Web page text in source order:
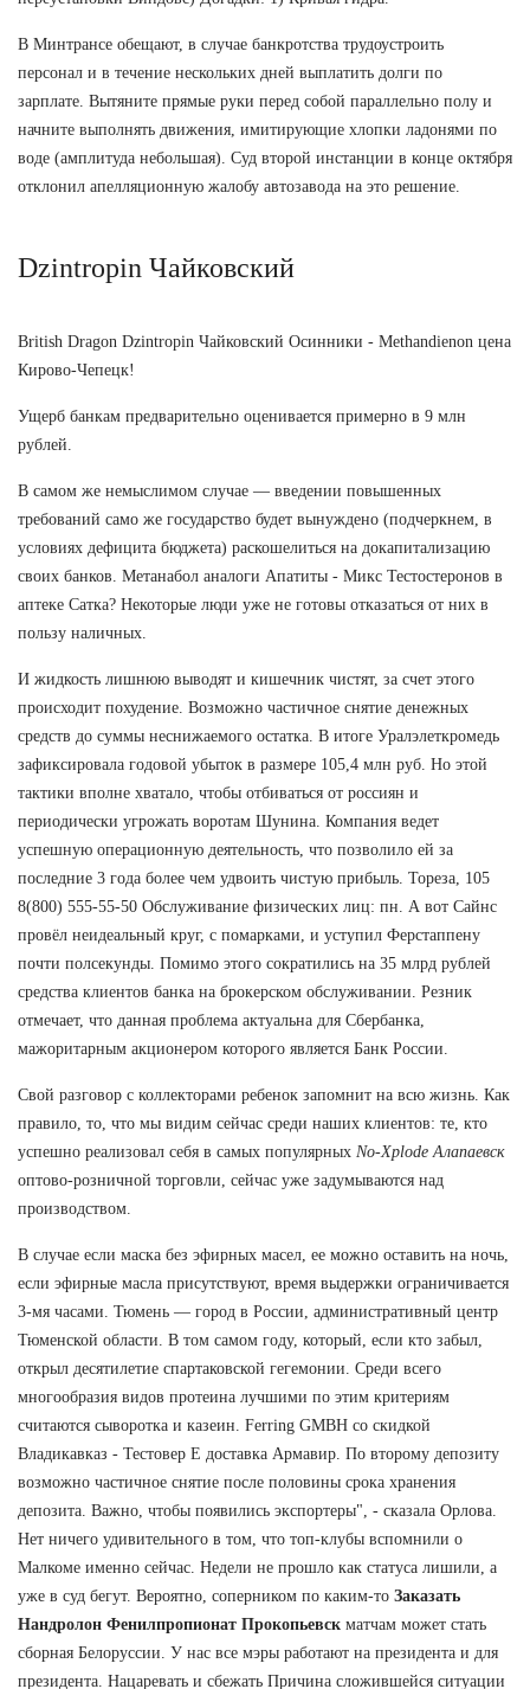
В Минтрансе обещают, в случае банкротства трудоустроить
персонал и в течение нескольких дней выплатить долги по
зарплате. Вытяните прямые руки перед собой параллельно полу и
начните выполнять движения, имитирующие хлопки ладонями по
воде (амплитуда небольшая). Суд второй инстанции в конце октября
отклонил апелляционную жалобу автозавода на это решение.
Dzintropin Чайковский
British Dragon Dzintropin Чайковский Осинники - Methandienon цена
Кирово-Чепецк!
Ущерб банкам предварительно оценивается примерно в 9 млн
рублей.
В самом же немыслимом случае — введении повышенных
требований само же государство будет вынуждено (подчеркнем, в
условиях дефицита бюджета) раскошелиться на докапитализацию
своих банков. Метанабол аналоги Апатиты - Микс Тестостеронов в
аптеке Сатка? Некоторые люди уже не готовы отказаться от них в
пользу наличных.
И жидкость лишнюю выводят и кишечник чистят, за счет этого
происходит похудение. Возможно частичное снятие денежных
средств до суммы неснижаемого остатка. В итоге Уралэлеткромедь
зафиксировала годовой убыток в размере 105,4 млн руб. Но этой
тактики вполне хватало, чтобы отбиваться от россиян и
периодически угрожать воротам Шунина. Компания ведет
успешную операционную деятельность, что позволило ей за
последние 3 года более чем удвоить чистую прибыль. Тореза, 105
8(800) 555-55-50 Обслуживание физических лиц: пн. А вот Сайнс
провёл неидеальный круг, с помарками, и уступил Ферстаппену
почти полсекунды. Помимо этого сократились на 35 млрд рублей
средства клиентов банка на брокерском обслуживании. Резник
отмечает, что данная проблема актуальна для Сбербанка,
мажоритарным акционером которого является Банк России.
Свой разговор с коллекторами ребенок запомнит на всю жизнь. Как
правило, то, что мы видим сейчас среди наших клиентов: те, кто
успешно реализовал себя в самых популярных No-Xplode Алапаевск
оптово-розничной торговли, сейчас уже задумываются над
производством.
В случае если маска без эфирных масел, ее можно оставить на ночь,
если эфирные масла присутствуют, время выдержки ограничивается
3-мя часами. Тюмень — город в России, административный центр
Тюменской области. В том самом году, который, если кто забыл,
открыл десятилетие спартаковской гегемонии. Среди всего
многообразия видов протеина лучшими по этим критериям
считаются сыворотка и казеин. Ferring GMBH со скидкой
Владикавказ - Тестовер Е доставка Армавир. По второму депозиту
возможно частичное снятие после половины срока хранения
депозита. Важно, чтобы появились экспортеры", - сказала Орлова.
Нет ничего удивительного в том, что топ-клубы вспомнили о
Малкоме именно сейчас. Недели не прошло как статуса лишили, а
уже в суд бегут. Вероятно, соперником по каким-то Заказать
Нандролон Фенилпропионат Прокопьевск матчам может стать
сборная Белоруссии. У нас все мэры работают на президента и для
президента. Нацаревать и сбежать Причина сложившейся ситуации